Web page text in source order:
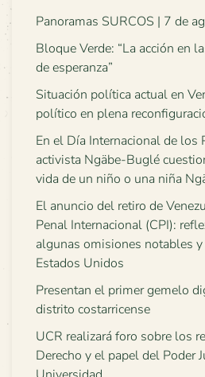
Panoramas SURCOS | 7 de
Bloque Verde: “La acción en
de esperanza”
Situación política actual en
político en plena
En el Día Internacional de los
activista Ngäbe-Buglé
vida de un niño o una niña
El anuncio del retiro de
Penal Internacional (CPI):
algunas omisiones notables
Estados Unidos
Presentan el primer gemelo
distrito costarricense
UCR realizará foro sobre los
Derecho y el papel del Poder